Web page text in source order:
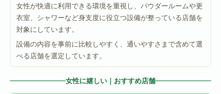
女性が快適に利用できる環境を重視し、パウダールームや更
衣室、シャワーなど身支度に役立つ設備が整っている店舗を
対象にしています。
設備の内容を事前に比較しやすく、通いやすさまで含めて選
べる店舗を選定しています。
女性に嬉しい｜おすすめ店舗